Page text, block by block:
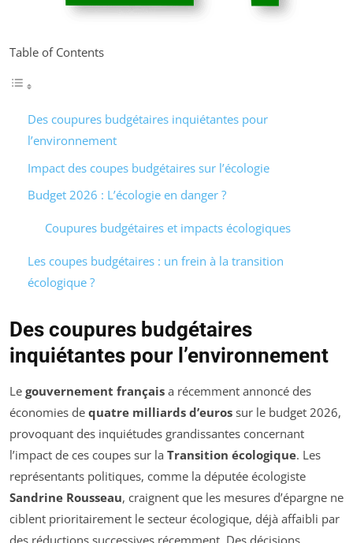
Table of Contents
Des coupures budgétaires inquiétantes pour
l’environnement
Impact des coupes budgétaires sur l’écologie
Budget 2026 : L’écologie en danger ?
Coupures budgétaires et impacts écologiques
Les coupes budgétaires : un frein à la transition
écologique ?
Des coupures budgétaires
inquiétantes pour l’environnement
Le gouvernement français a récemment annoncé des
économies de quatre milliards d’euros sur le budget 2026,
provoquant des inquiétudes grandissantes concernant
l’impact de ces coupes sur la Transition écologique. Les
représentants politiques, comme la députée écologiste
Sandrine Rousseau, craignent que les mesures d’épargne ne
ciblent prioritairement le secteur écologique, déjà affaibli par